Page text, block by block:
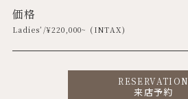
価格
Ladies’/¥220,000~ (INTAX)
RESERVATION
来店予約